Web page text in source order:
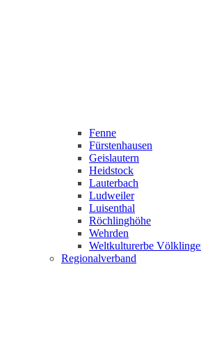
Fenne
Fürstenhausen
Geislautern
Heidstock
Lauterbach
Ludweiler
Luisenthal
Röchlinghöhe
Wehrden
Weltkulturerbe
Regionalverband